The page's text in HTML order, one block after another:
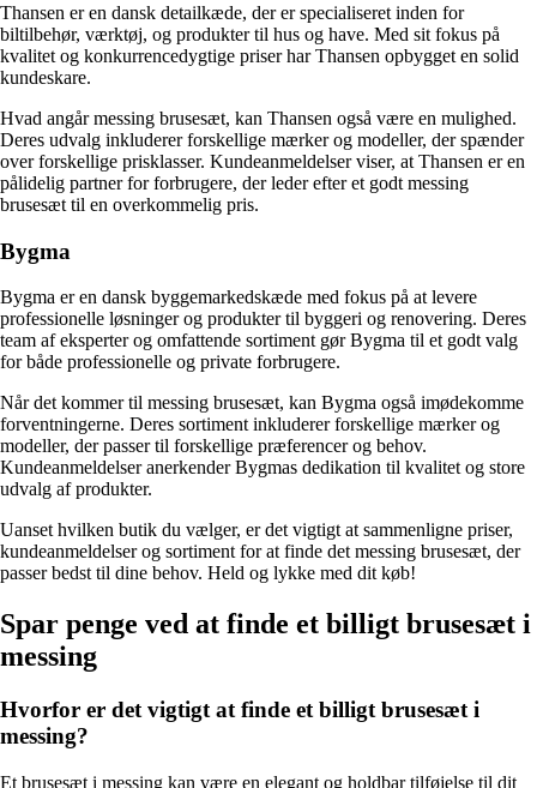
Thansen er en dansk detailkæde, der er specialiseret inden for
biltilbehør, værktøj, og produkter til hus og have. Med sit fokus på
kvalitet og konkurrencedygtige priser har Thansen opbygget en solid
kundeskare.
Hvad angår messing brusesæt, kan Thansen også være en mulighed.
Deres udvalg inkluderer forskellige mærker og modeller, der spænder
over forskellige prisklasser. Kundeanmeldelser viser, at Thansen er en
pålidelig partner for forbrugere, der leder efter et godt messing
brusesæt til en overkommelig pris.
Bygma
Bygma er en dansk byggemarkedskæde med fokus på at levere
professionelle løsninger og produkter til byggeri og renovering. Deres
team af eksperter og omfattende sortiment gør Bygma til et godt valg
for både professionelle og private forbrugere.
Når det kommer til messing brusesæt, kan Bygma også imødekomme
forventningerne. Deres sortiment inkluderer forskellige mærker og
modeller, der passer til forskellige præferencer og behov.
Kundeanmeldelser anerkender Bygmas dedikation til kvalitet og store
udvalg af produkter.
Uanset hvilken butik du vælger, er det vigtigt at sammenligne priser,
kundeanmeldelser og sortiment for at finde det messing brusesæt, der
passer bedst til dine behov. Held og lykke med dit køb!
Spar penge ved at finde et billigt brusesæt i
messing
Hvorfor er det vigtigt at finde et billigt brusesæt i
messing?
Et brusesæt i messing kan være en elegant og holdbar tilføjelse til dit